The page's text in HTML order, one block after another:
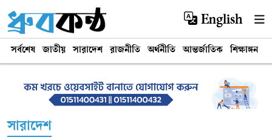
English
সর্বশেষ জাতীয় সারাদেশ রাজনীতি অর্থনীতি আন্তর্জাতিক শিক্ষাঙ্গন
সারাদেশ